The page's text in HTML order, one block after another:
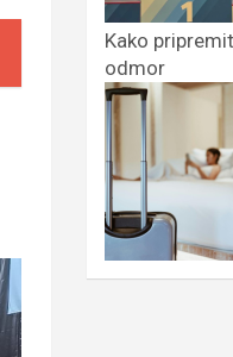
Kako
odmor